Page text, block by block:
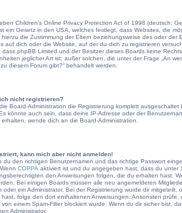
Children’s Online Privacy Protection Act of 1998 (deutsch:
ein Gesetz in den USA, welches festlegt, dass Websites, die
die Zustimmung der Eltern beziehungsweise des oder
auf dich oder die Website, auf der du dich zu registrieren
phpBB Limited und der Besitzer dieses Boards keine
jeglicher Art ist; außer solchen, die unter der Frage „An
diesem Forum gibt?“ behandelt werden.
nicht registrieren?
Board-Administration die Registrierung komplett
könnte auch sein, dass deine IP-Adresse oder der
wende dich an die Board-Administration.
kann mich aber nicht anmelden!
du den richtigen Benutzernamen und das richtige Passwort
COPPA aktiviert ist und du angegeben hast, dass du unter
den Anweisungen folgen, die du erhalten hast.
Bei einigen Boards müssen alle neu angemeldeten
oder ein Administrator. Bei der Registrierung wurde dir
hast, folge den dort enthaltenen Anweisungen. Ansonsten
einem Spam-Filter blockiert wurde. Wenn du dir sicher bist,
Administrator.